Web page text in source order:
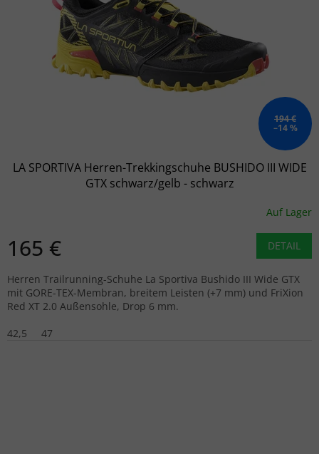
194 €
–14 %
LA SPORTIVA Herren-Trekkingschuhe BUSHIDO III WIDE
GTX schwarz/gelb - schwarz
Auf Lager
165 € DETAIL
Herren Trailrunning-Schuhe La Sportiva Bushido III Wide GTX
mit GORE-TEX-Membran, breitem Leisten (+7 mm) und FriXion
Red XT 2.0 Außensohle, Drop 6 mm.
42,5
47